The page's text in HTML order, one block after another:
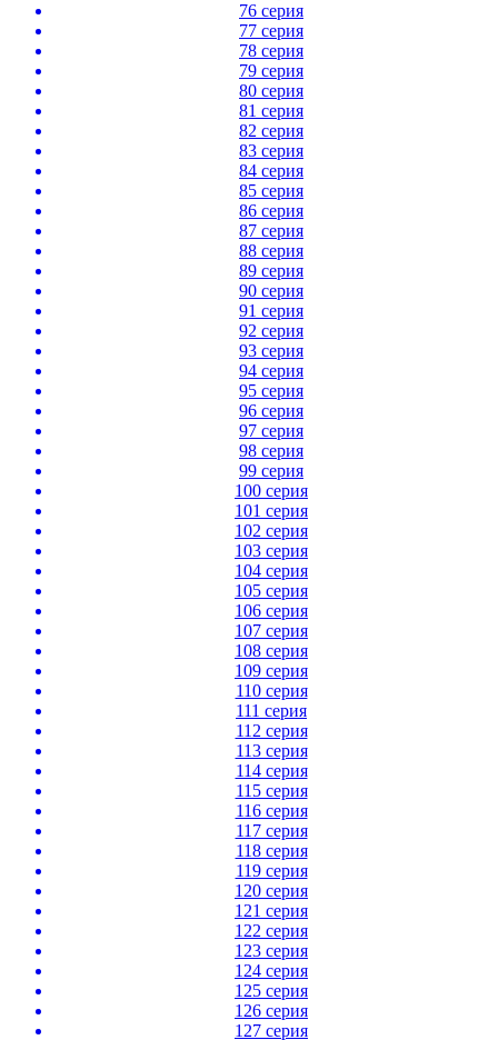
76 серия
77 серия
78 серия
79 серия
80 серия
81 серия
82 серия
83 серия
84 серия
85 серия
86 серия
87 серия
88 серия
89 серия
90 серия
91 серия
92 серия
93 серия
94 серия
95 серия
96 серия
97 серия
98 серия
99 серия
100 серия
101 серия
102 серия
103 серия
104 серия
105 серия
106 серия
107 серия
108 серия
109 серия
110 серия
111 серия
112 серия
113 серия
114 серия
115 серия
116 серия
117 серия
118 серия
119 серия
120 серия
121 серия
122 серия
123 серия
124 серия
125 серия
126 серия
127 серия